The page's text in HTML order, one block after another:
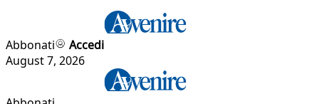
Abbonati
Accedi
August 7, 2026